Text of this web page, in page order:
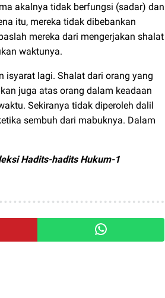
akalnya tidak berfungsi (sadar) dan
itu, mereka tidak dibebankan
mereka dari mengerjakan shalat
waktunya.
isyarat lagi. Shalat dari orang yang
juga atas orang dalam keadaan
Sekiranya tidak diperoleh dalil
sembuh dari mabuknya. Dalam
Hadits-hadits Hukum-1